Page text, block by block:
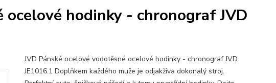
ocelové hodinky - chronograf JVD
JVD Pánské ocelové vodotěsné ocelové hodinky - chronograf JVD
JE1016.1 Doplňkem každého muže je odjakživa dokonalý stroj.